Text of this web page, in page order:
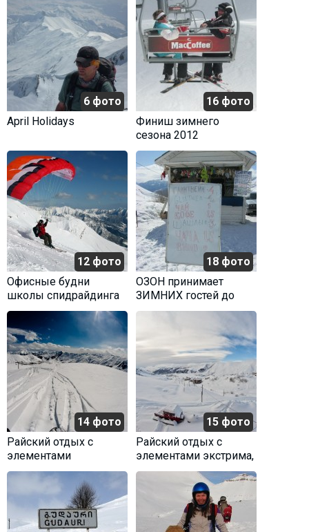
6 фото
April Holidays
16 фото
Финиш зимнего
сезона 2012
12 фото
Офисные будни
школы спидрайдинга
в Гудаури
18 фото
ОЗОН принимает
ЗИМНИХ гостей до
конца апреля!
14 фото
Райский отдых с
элементами
экстрима-1, Март 14-
15 фото
Райский отдых с
элементами экстрима,
Март 14-18